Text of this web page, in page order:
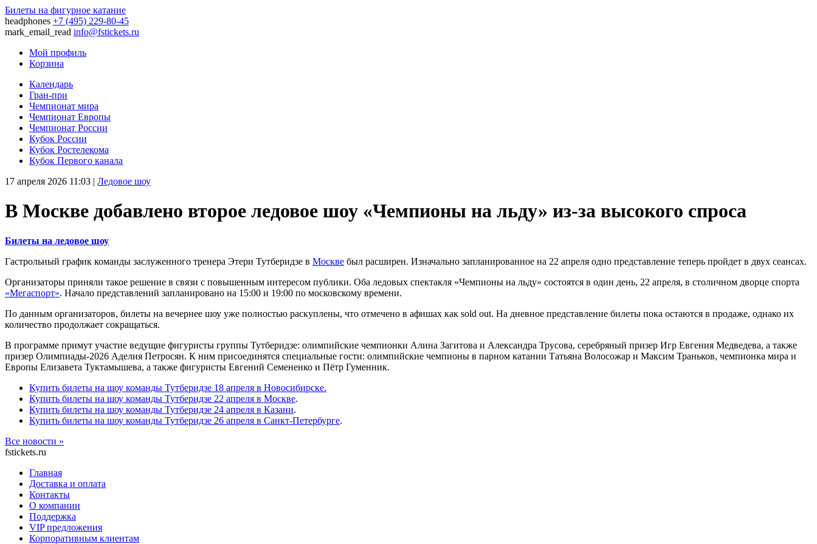
Билеты на фигурное катание
headphones +7 (495) 229-80-45
mark_email_read info@fstickets.ru
Мой профиль
Корзина
Календарь
Гран-при
Чемпионат мира
Чемпионат Европы
Чемпионат России
Кубок России
Кубок Ростелекома
Кубок Первого канала
17 апреля 2026 11:03 | Ледовое шоу
В Москве добавлено второе ледовое шоу «Чемпионы на льду» из-за высокого спроса
Билеты на ледовое шоу
Гастрольный график команды заслуженного тренера Этери Тутберидзе в Москве был расширен. Изначально запланированное на 22 апреля одно представление теперь пройдет в двух сеансах.
Организаторы приняли такое решение в связи с повышенным интересом публики. Оба ледовых спектакля «Чемпионы на льду» состоятся в один день, 22 апреля, в столичном дворце спорта
«Мегаспорт». Начало представлений запланировано на 15:00 и 19:00 по московскому времени.
По данным организаторов, билеты на вечернее шоу уже полностью раскуплены, что отмечено в афишах как sold out. На дневное представление билеты пока остаются в продаже, однако их
количество продолжает сокращаться.
В программе примут участие ведущие фигуристы группы Тутберидзе: олимпийские чемпионки Алина Загитова и Александра Трусова, серебряный призер Игр Евгения Медведева, а также
призер Олимпиады-2026 Аделия Петросян. К ним присоединятся специальные гости: олимпийские чемпионы в парном катании Татьяна Волосожар и Максим Траньков, чемпионка мира и
Европы Елизавета Туктамышева, а также фигуристы Евгений Семененко и Пётр Гуменник.
Купить билеты на шоу команды Тутберидзе 18 апреля в Новосибирске.
Купить билеты на шоу команды Тутберидзе 22 апреля в Москве.
Купить билеты на шоу команды Тутберидзе 24 апреля в Казани.
Купить билеты на шоу команды Тутберидзе 26 апреля в Санкт-Петербурге.
Все новости »
fstickets.ru
Главная
Доставка и оплата
Контакты
О компании
Поддержка
VIP предложения
Корпоративным клиентам